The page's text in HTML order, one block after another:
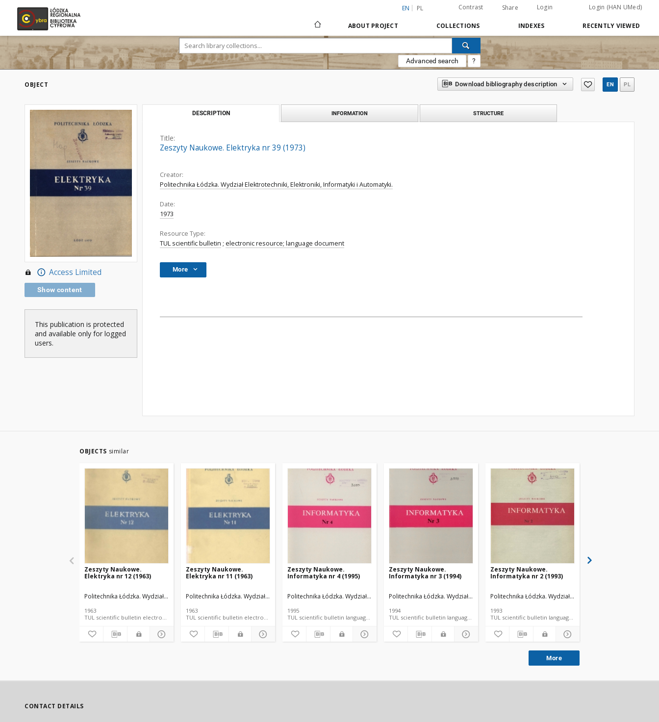
EN PL Contrast Share Login Login (HAN UMed)
ABOUT PROJECT COLLECTIONS INDEXES RECENTLY VIEWED
Advanced search ?
OBJECT Download bibliography description EN PL
Access Limited
Show content
This publication is protected
and available only for logged
users.
DESCRIPTION INFORMATION STRUCTURE
Title:
Zeszyty Naukowe. Elektryka nr 39 (1973)
Creator:
Politechnika Łódzka. Wydział Elektrotechniki, Elektroniki, Informatyki i Automatyki.
Date:
1973
Resource Type:
TUL scientific bulletin ; electronic resource; language document
More
OBJECTS similar
Zeszyty Naukowe.
Elektryka nr 12 (1963)
Politechnika Łódzka. Wydział Elektrotechniki, Elektroniki, Informatyki i Automatyki.
1963
TUL scientific bulletin electronic resource; language document
Zeszyty Naukowe.
Elektryka nr 11 (1963)
Politechnika Łódzka. Wydział Elektrotechniki, Elektroniki, Informatyki i Automatyki.
1963
TUL scientific bulletin electronic resource; language document
Zeszyty Naukowe.
Informatyka nr 4 (1995)
Politechnika Łódzka. Wydział Elektrotechniki, Elektroniki, Informatyki i Automatyki. Kącki, Edward. Red. nauk.
1995
TUL scientific bulletin language document
Zeszyty Naukowe.
Informatyka nr 3 (1994)
Politechnika Łódzka. Wydział Elektrotechniki, Elektroniki, Informatyki i Automatyki.
1994
TUL scientific bulletin language document
Zeszyty Naukowe.
Informatyka nr 2 (1993)
Politechnika Łódzka. Wydział Elektrotechniki, Elektroniki,
1993
TUL scientific bulletin language document
More
CONTACT DETAILS